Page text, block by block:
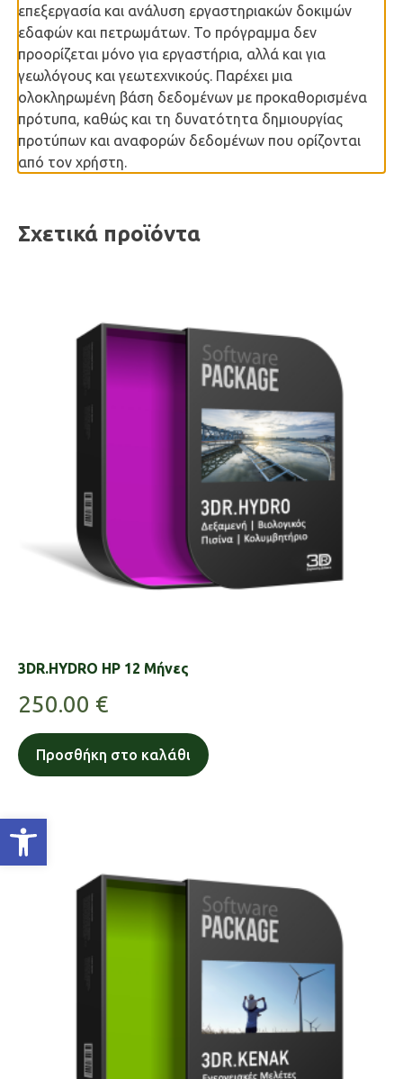
Ανοίξτε τη γραμμή εργαλείων
επεξεργασία και ανάλυση εργαστηριακών δοκιμών
εδαφών και πετρωμάτων. Το πρόγραμμα δεν
προορίζεται μόνο για εργαστήρια, αλλά και για
γεωλόγους και γεωτεχνικούς. Παρέχει μια
ολοκληρωμένη βάση δεδομένων με προκαθορισμένα
πρότυπα, καθώς και τη δυνατότητα δημιουργίας
προτύπων και αναφορών δεδομένων που ορίζονται
από τον χρήστη.
Σχετικά προϊόντα
3DR.HYDRO HP 12 Μήνες
250.00 €
Προσθήκη στο καλάθι